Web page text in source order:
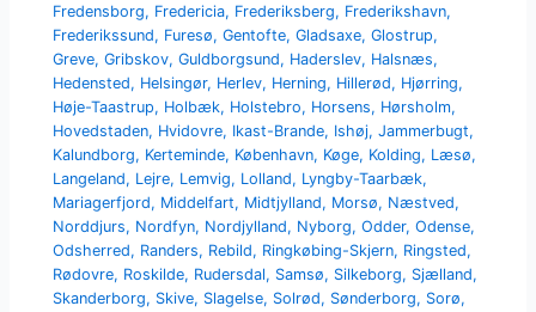
Fredensborg, Fredericia, Frederiksberg, Frederikshavn,
Frederikssund, Furesø,Gentofte,Gladsaxe,Glostrup,
Greve,Gribskov,Guldborgsund, Haderslev, Halsnæs,
Hedensted, Helsingør, Herlev, Herning, Hillerød, Hjørring,
Høje-Taastrup, Holbæk, Holstebro, Horsens, Hørsholm,
Hovedstaden, Hvidovre, Ikast-Brande, Ishøj,Jammerbugt,
Kalundborg, Kerteminde, København, Køge, Kolding, Læsø,
Langeland, Lejre, Lemvig, Lolland, Lyngby-Taarbæk,
Mariagerfjord, Middelfart, Midtjylland, Morsø, Næstved,
Norddjurs, Nordfyn, Nordjylland, Nyborg,Odder,Odense,
Odsherred, Randers, Rebild, Ringkøbing-Skjern, Ringsted,
Rødovre, Roskilde, Rudersdal, Samsø, Silkeborg, Sjælland,
Skanderborg, Skive, Slagelse, Solrød, Sønderborg, Sorø,